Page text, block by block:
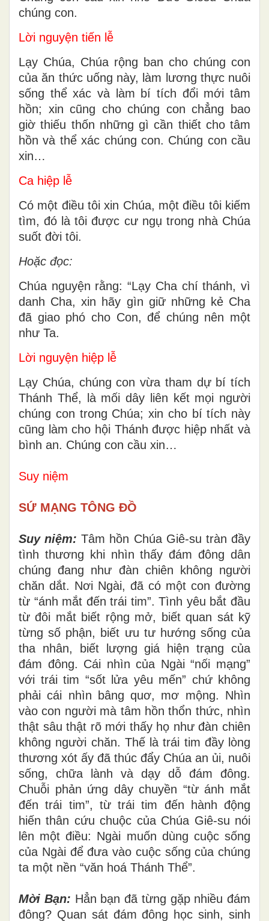
chúng con.
Lời nguyện tiến lễ
Lạy Chúa, Chúa rộng ban cho chúng con
của ăn thức uống này, làm lương thực nuôi
sống thể xác và làm bí tích đổi mới tâm
hồn; xin cũng cho chúng con chẳng bao
giờ thiếu thốn những gì cần thiết cho tâm
hồn và thể xác chúng con. Chúng con cầu
xin…
Ca hiệp lễ
Có một điều tôi xin Chúa, một điều tôi kiếm
tìm, đó là tôi được cư ngụ trong nhà Chúa
suốt đời tôi.
Hoặc đọc:
Chúa nguyện rằng: “Lạy Cha chí thánh, vì
danh Cha, xin hãy gìn giữ những kẻ Cha
đã giao phó cho Con, để chúng nên một
như Ta.
Lời nguyện hiệp lễ
Lạy Chúa, chúng con vừa tham dự bí tích
Thánh Thể, là mối dây liên kết mọi người
chúng con trong Chúa; xin cho bí tích này
cũng làm cho hội Thánh được hiệp nhất và
bình an. Chúng con cầu xin…
Suy niệm
SỨ MẠNG TÔNG ĐỒ
Suy niệm:Tâm hồn Chúa Giê-su tràn đầy
tình thương khi nhìn thấy đám đông dân
chúng đang như đàn chiên không người
chăn dắt. Nơi Ngài, đã có một con đường
từ “ánh mắt đến trái tim”. Tình yêu bắt đầu
từ đôi mắt biết rộng mở, biết quan sát kỹ
từng số phận, biết ưu tư hướng sống của
tha nhân, biết lượng giá hiện trạng của
đám đông. Cái nhìn của Ngài “nối mạng”
với trái tim “sốt lửa yêu mến” chứ không
phải cái nhìn bâng quơ, mơ mộng. Nhìn
vào con người mà tâm hồn thổn thức, nhìn
thật sâu thật rõ mới thấy họ như đàn chiên
không người chăn. Thế là trái tim đầy lòng
thương xót ấy đã thúc đẩy Chúa an ủi, nuôi
sống, chữa lành và dạy dỗ đám đông.
Chuỗi phản ứng dây chuyền “từ ánh mắt
đến trái tim”, từ trái tim đến hành động
hiến thân cứu chuộc của Chúa Giê-su nói
lên một điều: Ngài muốn dùng cuộc sống
của Ngài để đưa vào cuộc sống của chúng
ta một nền “văn hoá Thánh Thể”.
Mời Bạn: Hẳn bạn đã từng gặp nhiều đám
đông? Quan sát đám đông học sinh, sinh